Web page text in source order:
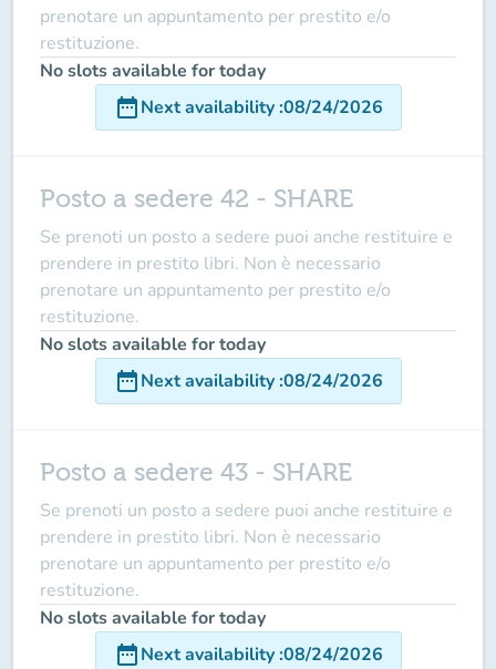
prenotare un appuntamento per prestito e/o
restituzione.
No slots available for today
date_rangeNext availability:08/24/2026
Posto a sedere 42 - SHARE
Se prenoti un posto a sedere puoi anche restituire e
prendere in prestito libri. Non è necessario
prenotare un appuntamento per prestito e/o
restituzione.
No slots available for today
date_rangeNext availability:08/24/2026
Posto a sedere 43 - SHARE
Se prenoti un posto a sedere puoi anche restituire e
prendere in prestito libri. Non è necessario
prenotare un appuntamento per prestito e/o
restituzione.
No slots available for today
date_rangeNext availability:08/24/2026